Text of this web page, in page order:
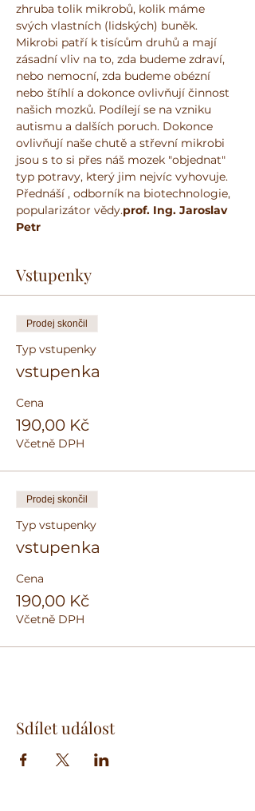
zhruba tolik mikrobů, kolik máme
svých vlastních (lidských) buněk.
Mikrobi patří k tisícům druhů a mají
zásadní vliv na to, zda budeme zdraví,
nebo nemocní, zda budeme obézní
nebo štíhlí a dokonce ovlivňují činnost
našich mozků. Podílejí se na vzniku
autismu a dalších poruch. Dokonce
ovlivňují naše chutě a střevní mikrobi
jsou s to si přes náš mozek "objednat"
typ potravy, který jim nejvíc vyhovuje.
Přednáší , odborník na biotechnologie,
popularizátor vědy.prof. Ing. Jaroslav
Petr
Vstupenky
Prodej skončil
Typ vstupenky
vstupenka
Cena
190,00 Kč
Včetně DPH
Prodej skončil
Typ vstupenky
vstupenka
Cena
190,00 Kč
Včetně DPH
Sdílet událost